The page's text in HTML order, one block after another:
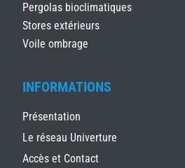
Pergolas bioclimatiques
Stores extérieurs
Voile ombrage
INFORMATIONS
Présentation
Le réseau Univerture
Accès et Contact